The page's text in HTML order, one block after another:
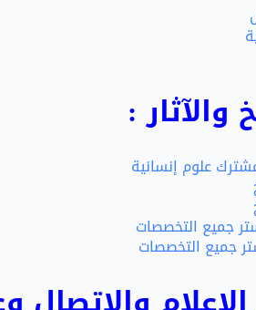
:
علوم إنسانية
جميع التخصصات
جميع التخصصات